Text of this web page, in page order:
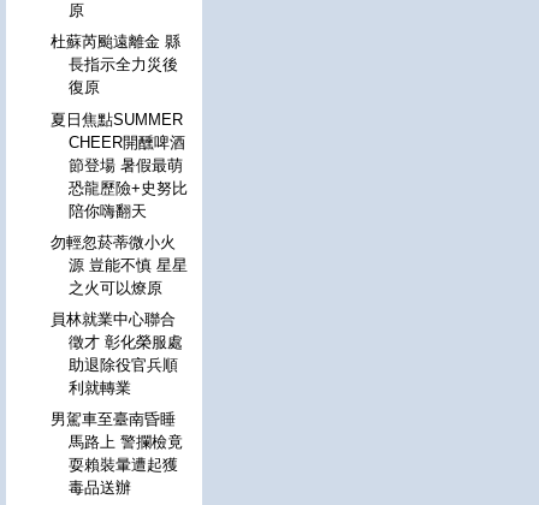
原
杜蘇芮颱遠離金 縣
長指示全力災後
復原
夏日焦點SUMMER
CHEER開醺啤酒
節登場 暑假最萌
恐龍歷險+史努比
陪你嗨翻天
勿輕忽菸蒂微小火
源 豈能不慎 星星
之火可以燎原
員林就業中心聯合
徵才 彰化榮服處
助退除役官兵順
利就轉業
男駕車至臺南昏睡
馬路上 警攔檢竟
耍賴裝暈遭起獲
毒品送辦